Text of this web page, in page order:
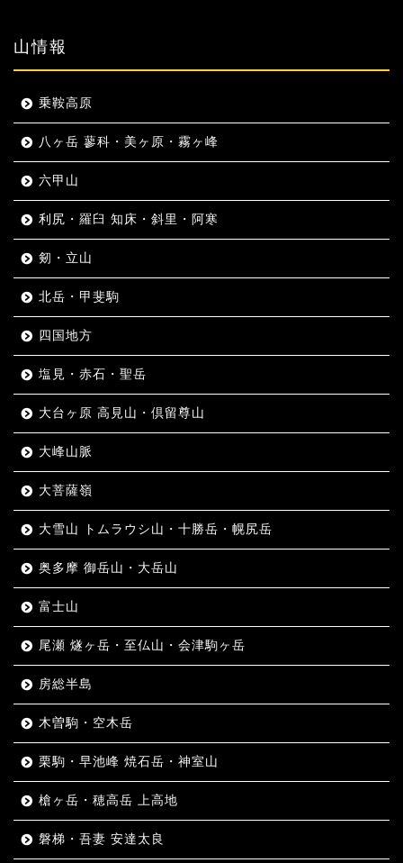
山情報
乗鞍高原
八ヶ岳 蓼科・美ヶ原・霧ヶ峰
六甲山
利尻・羅臼 知床・斜里・阿寒
剱・立山
北岳・甲斐駒
四国地方
塩見・赤石・聖岳
大台ヶ原 高見山・倶留尊山
大峰山脈
大菩薩嶺
大雪山 トムラウシ山・十勝岳・幌尻岳
奥多摩 御岳山・大岳山
富士山
尾瀬 燧ヶ岳・至仏山・会津駒ヶ岳
房総半島
木曽駒・空木岳
栗駒・早池峰 焼石岳・神室山
槍ヶ岳・穂高岳 上高地
磐梯・吾妻 安達太良